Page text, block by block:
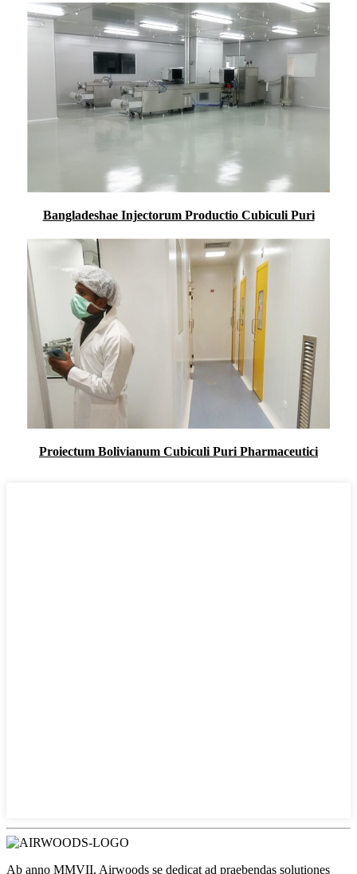
Bangladeshae Injectorum Productio Cubiculi Puri
Proiectum Bolivianum Cubiculi Puri Pharmaceutici
Ab anno MMVII, Airwoods se dedicat ad praebendas solutiones